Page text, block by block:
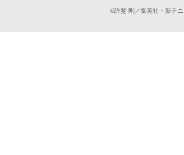
©許斐 剛／集英社・新テ